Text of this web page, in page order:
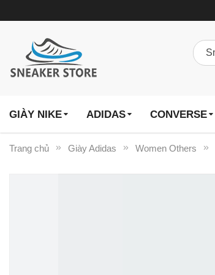
GIÀY NIKE ADIDAS CONVERSE
Trang chủ Giày Adidas Women Others